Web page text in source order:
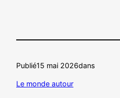
Publié15 mai 2026dans
Le monde autour